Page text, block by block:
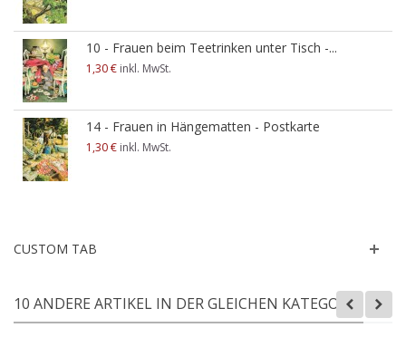
10 - Frauen beim Teetrinken unter Tisch -...
1,30 € inkl. MwSt.
14 - Frauen in Hängematten - Postkarte
1,30 € inkl. MwSt.
CUSTOM TAB
10 ANDERE ARTIKEL IN DER GLEICHEN KATEGORIE: